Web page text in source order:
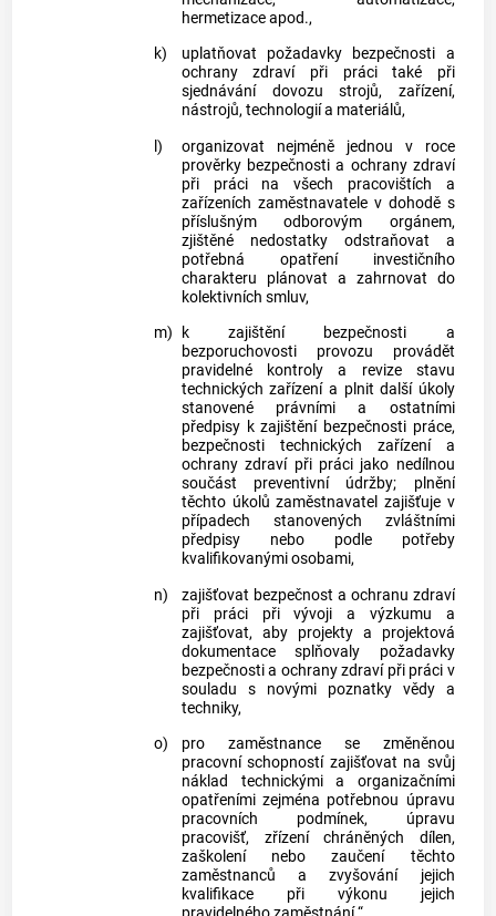
hermetizace apod.,
k)
uplatňovat požadavky bezpečnosti a
ochrany zdraví při práci také při
sjednávání dovozu strojů, zařízení,
nástrojů, technologií a materiálů,
l)
organizovat nejméně jednou v roce
prověrky bezpečnosti a ochrany zdraví
při práci na všech pracovištích a
zařízeních zaměstnavatele v dohodě s
příslušným odborovým orgánem,
zjištěné nedostatky odstraňovat a
potřebná opatření investičního
charakteru plánovat a zahrnovat do
kolektivních smluv,
m)
k zajištění bezpečnosti a
bezporuchovosti provozu provádět
pravidelné kontroly a revize stavu
technických zařízení a plnit další úkoly
stanovené právními a ostatními
předpisy k zajištění bezpečnosti práce,
bezpečnosti technických zařízení a
ochrany zdraví při práci jako nedílnou
součást preventivní údržby; plnění
těchto úkolů zaměstnavatel zajišťuje v
případech stanovených zvláštními
předpisy nebo podle potřeby
kvalifikovanými osobami,
n)
zajišťovat bezpečnost a ochranu zdraví
při práci při vývoji a výzkumu a
zajišťovat, aby projekty a projektová
dokumentace splňovaly požadavky
bezpečnosti a ochrany zdraví při práci v
souladu s novými poznatky vědy a
techniky,
o)
pro zaměstnance se změněnou
pracovní schopností zajišťovat na svůj
náklad technickými a organizačními
opatřeními zejména potřebnou úpravu
pracovních podmínek, úpravu
pracovišť, zřízení chráněných dílen,
zaškolení nebo zaučení těchto
zaměstnanců a zvyšování jejich
kvalifikace při výkonu jejich